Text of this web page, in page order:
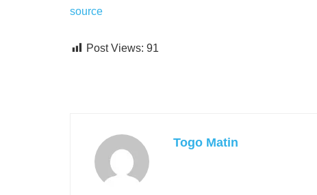
source
Post Views: 91
Togo Matin